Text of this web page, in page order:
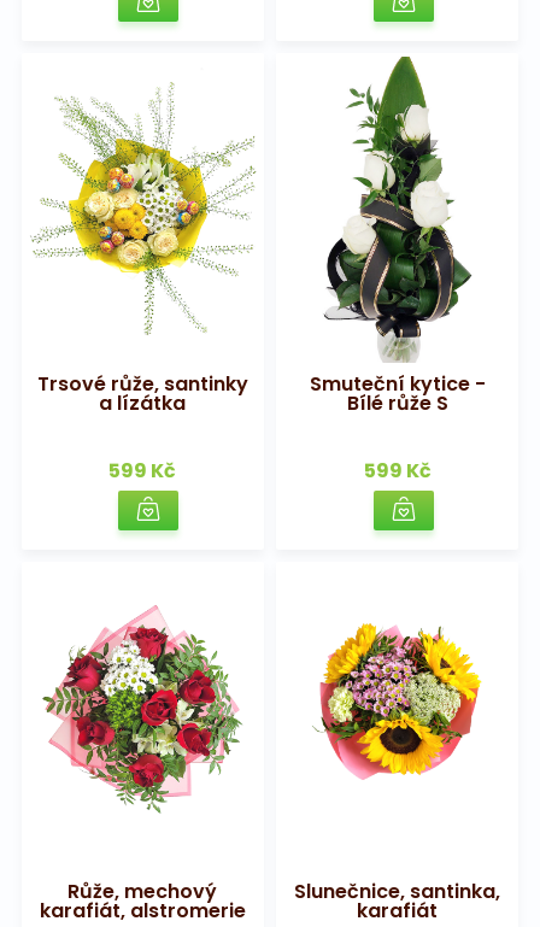
Trsové růže, santinky
a lízátka
599 Kč
Smuteční kytice -
Bílé růže S
599 Kč
Růže, mechový
karafiát, alstromerie
Slunečnice, santinka,
karafiát